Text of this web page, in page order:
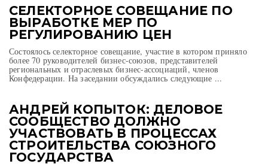
СЕЛЕКТОРНОЕ СОВЕЩАНИЕ ПО
ВЫРАБОТКЕ МЕР ПО
РЕГУЛИРОВАНИЮ ЦЕН
Состоялось селекторное совещание, участие в котором приняло
более 70 руководителей бизнес-союзов, представителей
региональных и отраслевых бизнес-ассоциаций, членов
Конфедерации. На заседании обсуждались следующие ...
АНДРЕЙ КОПЫТОК: ДЕЛОВОЕ
СООБЩЕСТВО ДОЛЖНО
УЧАСТВОВАТЬ В ПРОЦЕССАХ
СТРОИТЕЛЬСТВА СОЮЗНОГО
ГОСУДАРСТВА